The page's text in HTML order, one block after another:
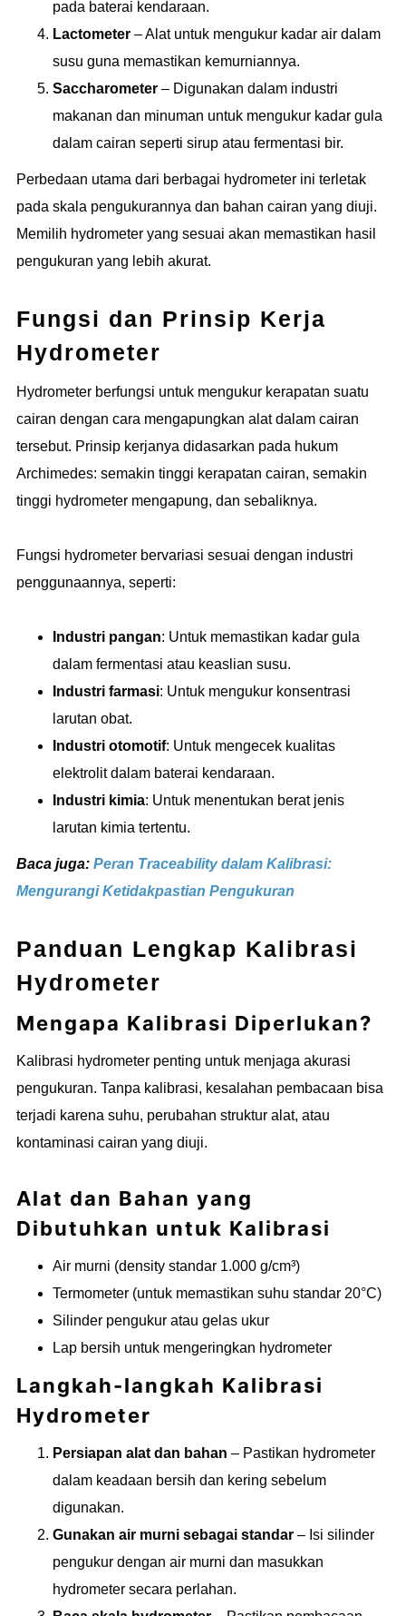
pada baterai kendaraan.
Lactometer – Alat untuk mengukur kadar air dalam
susu guna memastikan kemurniannya.
Saccharometer – Digunakan dalam industri
makanan dan minuman untuk mengukur kadar gula
dalam cairan seperti sirup atau fermentasi bir.
Perbedaan utama dari berbagai hydrometer ini terletak
pada skala pengukurannya dan bahan cairan yang diuji.
Memilih hydrometer yang sesuai akan memastikan hasil
pengukuran yang lebih akurat.
Fungsi dan Prinsip Kerja
Hydrometer
Hydrometer berfungsi untuk mengukur kerapatan suatu
cairan dengan cara mengapungkan alat dalam cairan
tersebut. Prinsip kerjanya didasarkan pada hukum
Archimedes: semakin tinggi kerapatan cairan, semakin
tinggi hydrometer mengapung, dan sebaliknya.
Fungsi hydrometer bervariasi sesuai dengan industri
penggunaannya, seperti:
Industri pangan: Untuk memastikan kadar gula
dalam fermentasi atau keaslian susu.
Industri farmasi: Untuk mengukur konsentrasi
larutan obat.
Industri otomotif: Untuk mengecek kualitas
elektrolit dalam baterai kendaraan.
Industri kimia: Untuk menentukan berat jenis
larutan kimia tertentu.
Baca juga: Peran Traceability dalam Kalibrasi:
Mengurangi Ketidakpastian Pengukuran
Panduan Lengkap Kalibrasi
Hydrometer
Mengapa Kalibrasi Diperlukan?
Kalibrasi hydrometer penting untuk menjaga akurasi
pengukuran. Tanpa kalibrasi, kesalahan pembacaan bisa
terjadi karena suhu, perubahan struktur alat, atau
kontaminasi cairan yang diuji.
Alat dan Bahan yang
Dibutuhkan untuk Kalibrasi
Air murni (density standar 1.000 g/cm³)
Termometer (untuk memastikan suhu standar 20°C)
Silinder pengukur atau gelas ukur
Lap bersih untuk mengeringkan hydrometer
Langkah-langkah Kalibrasi
Hydrometer
Persiapan alat dan bahan – Pastikan hydrometer
dalam keadaan bersih dan kering sebelum
digunakan.
Gunakan air murni sebagai standar – Isi silinder
pengukur dengan air murni dan masukkan
hydrometer secara perlahan.